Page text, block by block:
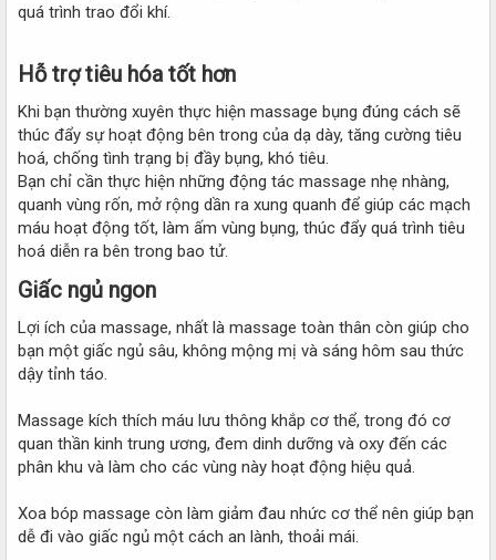
quá trình trao đổi khí.
Hỗ trợ tiêu hóa tốt hơn​
Khi bạn thường xuyên thực hiện massage bụng đúng cách sẽ
thúc đẩy sự hoạt động bên trong của dạ dày, tăng cường tiêu
hoá, chống tình trạng bị đầy bụng, khó tiêu.
Bạn chỉ cần thực hiện những động tác massage nhẹ nhàng,
quanh vùng rốn, mở rộng dần ra xung quanh để giúp các mạch
máu hoạt động tốt, làm ấm vùng bụng, thúc đẩy quá trình tiêu
hoá diễn ra bên trong bao tử.
Giấc ngủ ngon​
Lợi ích của massage, nhất là massage toàn thân còn giúp cho
bạn một giấc ngủ sâu, không mộng mị và sáng hôm sau thức
dậy tỉnh táo.
Massage kích thích máu lưu thông khắp cơ thể, trong đó cơ
quan thần kinh trung ương, đem dinh dưỡng và oxy đến các
phân khu và làm cho các vùng này hoạt động hiệu quả.
Xoa bóp massage còn làm giảm đau nhức cơ thể nên giúp bạn
dễ đi vào giấc ngủ một cách an lành, thoải mái.